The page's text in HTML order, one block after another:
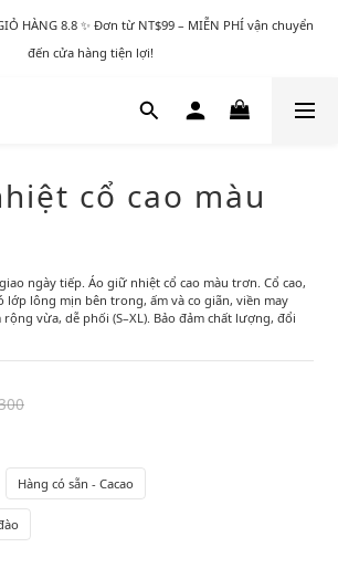
HÀNG 8.8 ✨ Đơn từ NT$99 – MIỄN PHÍ vận chuyển
đến cửa hàng tiện lợi!
cổ cao màu
ngày tiếp. Áo giữ nhiệt cổ cao màu trơn. Cổ cao,
lớp lông mịn bên trong, ấm và co giãn, viền may
vừa, dễ phối (S–XL). Bảo đảm chất lượng, đổi
Hàng có sẵn - Cacao